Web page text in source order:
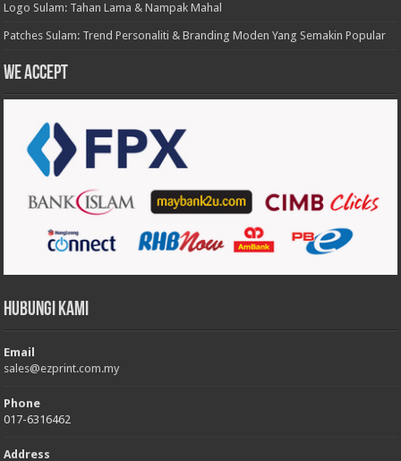
Logo Sulam: Tahan Lama & Nampak Mahal
Patches Sulam: Trend Personaliti & Branding Moden Yang Semakin Popular
We accept
Hubungi Kami
Email
sales@ezprint.com.my
Phone
017-6316462
Address